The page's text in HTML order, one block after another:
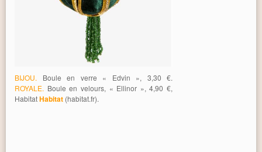
BIJOU. Boule en verre « Edvin », 3,30 €.
ROYALE. Boule en velours, « Ellinor », 4,90 €,
HabitatHabitat (habitat.fr).